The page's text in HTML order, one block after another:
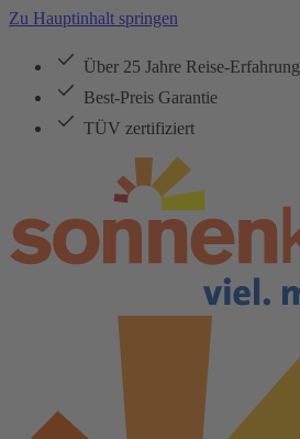
Zu Hauptinhalt springen
Über 25 Jahre Reise-Erfahrung
Best-Preis Garantie
TÜV zertifiziert